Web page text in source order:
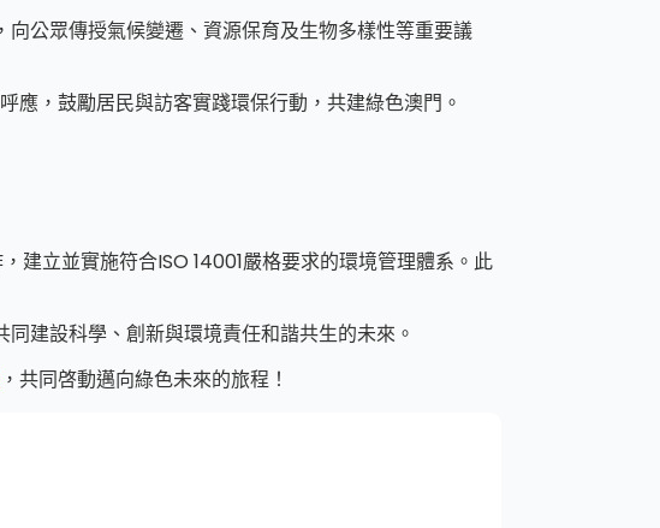
公眾傳授氣候變遷、資源保育及生物多樣性等重要議
應，鼓勵居民與訪客實踐環保行動，共建綠色澳門。
建立並實施符合ISO 14001嚴格要求的環境管理體系。此
建設科學、創新與環境責任和諧共生的未來。
，共同啓動邁向綠色未來的旅程！